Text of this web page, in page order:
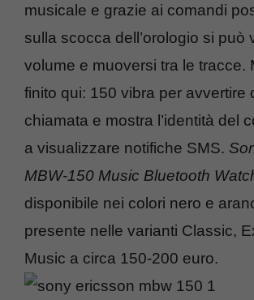
musicale e grazie ai comandi
sulla scocca dell’orologio si può
volume e muoversi tra le tracce.
finito qui: 150 vibra per avvertire
chiamata e mostra l’identità del
a visualizzare notifiche SMS.
MBW-150 Music Bluetooth
disponibile nei colori nero e
presente nelle varianti Classic,
Music a circa 150-200 euro.